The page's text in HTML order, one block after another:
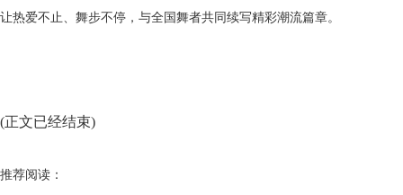
让热爱不止、舞步不停，与全国舞者共同续写精彩潮流篇章。
(正文已经结束)
推荐阅读：